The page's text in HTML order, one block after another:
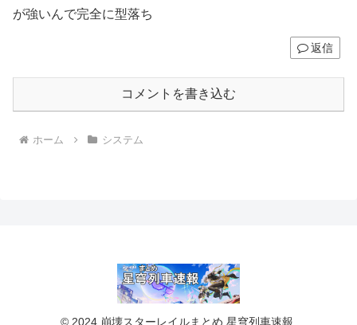
が強いんで完全に型落ち
返信
コメントを書き込む
ホーム システム
© 2024 崩壊スターレイルまとめ 星穹列車速報.